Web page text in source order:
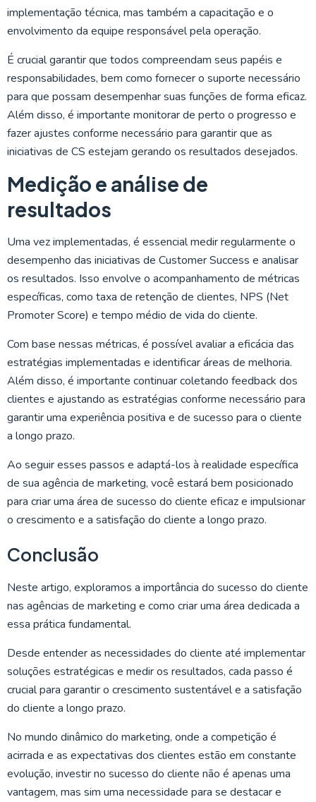
implementação técnica, mas também a capacitação e o
envolvimento da equipe responsável pela operação.
É crucial garantir que todos compreendam seus papéis e
responsabilidades, bem como fornecer o suporte necessário
para que possam desempenhar suas funções de forma eficaz.
Além disso, é importante monitorar de perto o progresso e
fazer ajustes conforme necessário para garantir que as
iniciativas de CS estejam gerando os resultados desejados.
Medição e análise de
resultados
Uma vez implementadas, é essencial medir regularmente o
desempenho das iniciativas de Customer Success e analisar
os resultados. Isso envolve o acompanhamento de métricas
específicas, como taxa de retenção de clientes, NPS (Net
Promoter Score) e tempo médio de vida do cliente.
Com base nessas métricas, é possível avaliar a eficácia das
estratégias implementadas e identificar áreas de melhoria.
Além disso, é importante continuar coletando feedback dos
clientes e ajustando as estratégias conforme necessário para
garantir uma experiência positiva e de sucesso para o cliente
a longo prazo.
Ao seguir esses passos e adaptá-los à realidade específica
de sua agência de marketing, você estará bem posicionado
para criar uma área de sucesso do cliente eficaz e impulsionar
o crescimento e a satisfação do cliente a longo prazo.
Conclusão
Neste artigo, exploramos a importância do sucesso do cliente
nas agências de marketing e como criar uma área dedicada a
essa prática fundamental.
Desde entender as necessidades do cliente até implementar
soluções estratégicas e medir os resultados, cada passo é
crucial para garantir o crescimento sustentável e a satisfação
do cliente a longo prazo.
No mundo dinâmico do marketing, onde a competição é
acirrada e as expectativas dos clientes estão em constante
evolução, investir no sucesso do cliente não é apenas uma
vantagem, mas sim uma necessidade para se destacar e